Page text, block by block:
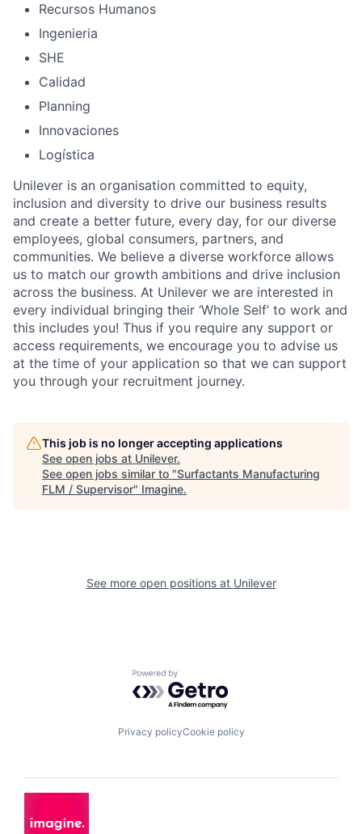
Recursos Humanos
Ingenieria
SHE
Calidad
Planning
Innovaciones
Logística
Unilever is an organisation committed to equity,
inclusion and diversity to drive our business results
and create a better future, every day, for our diverse
employees, global consumers, partners, and
communities. We believe a diverse workforce allows
us to match our growth ambitions and drive inclusion
across the business. At Unilever we are interested in
every individual bringing their ‘Whole Self’ to work and
this includes you! Thus if you require any support or
access requirements, we encourage you to advise us
at the time of your application so that we can support
you through your recruitment journey.
This job is no longer accepting applications
See open jobs at Unilever.
See open jobs similar to "Surfactants Manufacturing
FLM / Supervisor" Imagine.
See more open positions at Unilever
Powered by Getro.com
Privacy policyCookie policy